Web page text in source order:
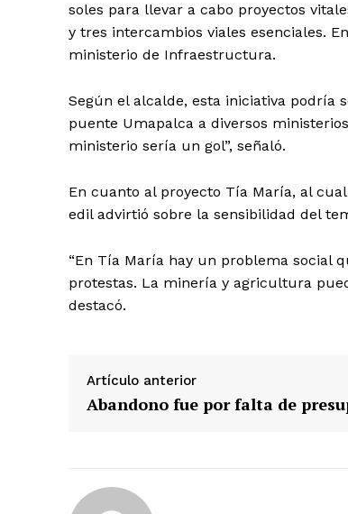
soles para llevar a cabo proyectos
y tres intercambios viales esenciales.
ministerio de Infraestructura.
Según el alcalde, esta iniciativa podría
puente Umapalca a diversos
ministerio sería un gol”, señaló.
En cuanto al proyecto Tía María, al
edil advirtió sobre la sensibilidad del
“En Tía María hay un problema social
protestas. La minería y agricultura
destacó.
Artículo anterior
Abandono fue por falta de